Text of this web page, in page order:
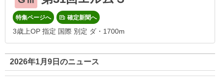
特集ページへ 確定新聞へ
3歳上OP 指定 国際 別定 ダ・1700m
2026年1月9日のニュース